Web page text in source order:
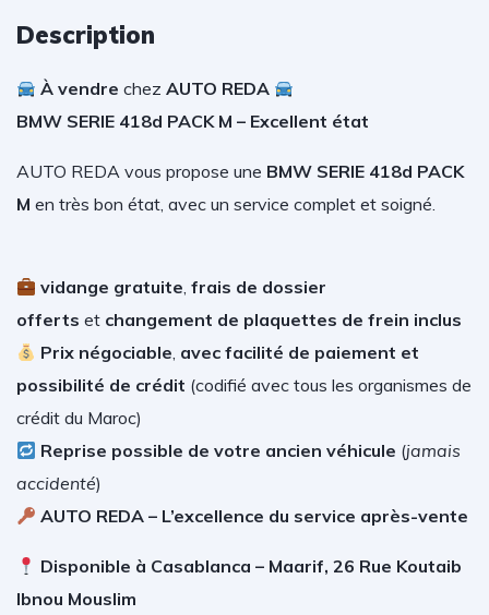
Description
À vendre chez AUTO REDA
BMW SERIE 418d PACK M – Excellent état
AUTO REDA vous propose une BMW SERIE 418d PACK
M en très bon état, avec un service complet et soigné.
vidange gratuite,frais de dossier
offerts et changement de plaquettes de frein inclus
Prix négociable, avec facilité de paiement et
possibilité de crédit (codifié avec tous les organismes de
crédit du Maroc)
Reprise possible de votre ancien véhicule (jamais
accidenté)
AUTO REDA – L’excellence du service après-vente
Disponible à Casablanca – Maarif, 26 Rue Koutaib
Ibnou Mouslim